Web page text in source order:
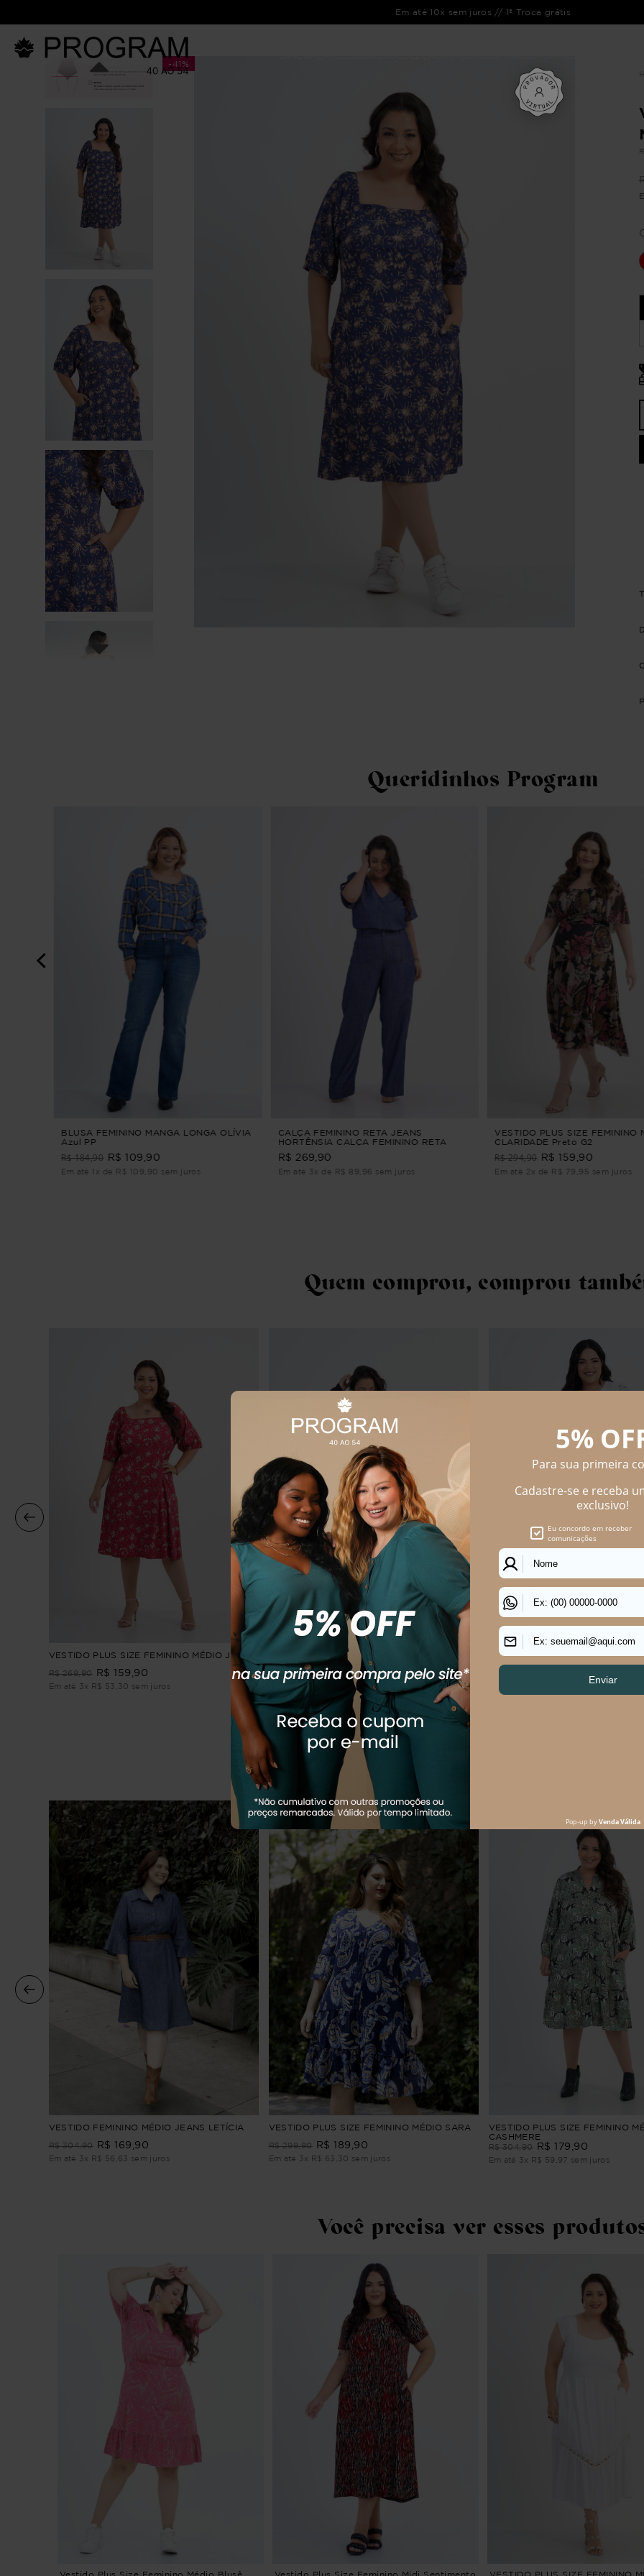
Em até 10x sem juros // 1ª Troca grátis
- 41%
Queridinhos Program
BLUSA FEMININO MANGA LONGA OLÍVIA
Azul PP
R$ 184,90 R$ 109,90
Em até 1x de R$ 109,90 sem juros
CALÇA FEMININO RETA JEANS
HORTÊNSIA CALÇA FEMININO RETA
JEANS M
R$ 269,90
Em até 3x de R$ 89,96 sem juros
VESTIDO PLUS SIZE FEMININO
CLARIDADE Preto G2
R$ 294,90 R$ 159,90
Em até 2x de R$ 79,95 sem juros
Quem comprou, comprou
VESTIDO PLUS SIZE FEMININO MÉDIO JADE
R$ 269,90 R$ 159 90
Em até 3x R$ 53 30 sem juros
VESTIDO PLUS SIZE FEMININO MAXI COZY
R$ 239,90 R$ 149,90
Em até3 sem juros
Vestido Plus Size Feminino Midi
Os mais vendidos
VESTIDO FEMININO MÉDIO JEANS LETÍCIA
R$ 304,90 R$ 169 90
Em até 3x R$ 56 63 sem juros
VESTIDO PLUS SIZE FEMININO MÉDIO SARA
R$ 299,90 R$ 189 90
Em até 3x R$ 63 30 sem juros
VESTIDO PLUS SIZE FEMININO
CASHMERE
R$ 304,90 R$ 179 90
Em até 3x R$ 59 97 sem juros
Você precisa ver esses
Vestido Plus Size Feminino Médio Blusê Vestido Plus Size Feminino Midi Sentimento VESTIDO PLUS SIZE FEMININO